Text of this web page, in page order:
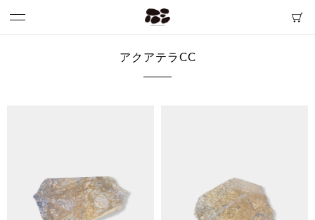
アクアテラCC